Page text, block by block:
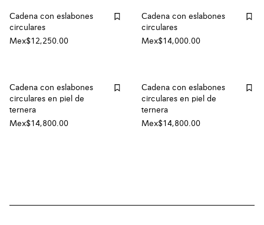
Cadena con eslabones
circulares
Mex$12,250.00
Cadena con eslabones
circulares
Mex$14,000.00
Cadena con eslabones
circulares en piel de
ternera
Mex$14,800.00
Cadena con eslabones
circulares en piel de
ternera
Mex$14,800.00